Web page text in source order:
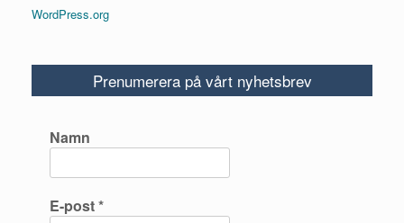
WordPress.org
Prenumerera på vårt nyhetsbrev
Namn
E-post*